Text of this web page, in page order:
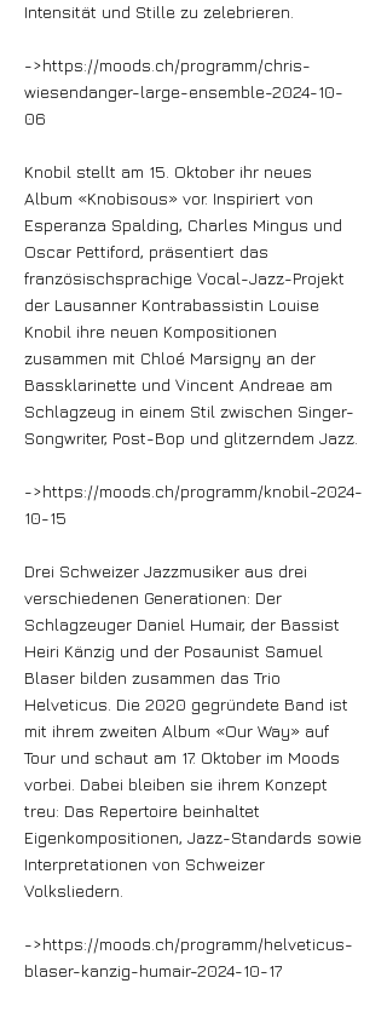
Intensität und Stille zu zelebrieren.
->https://moods.ch/programm/chris-
wiesendanger-large-ensemble-2024-10-
06
Knobil stellt am 15. Oktober ihr neues
Album «Knobisous» vor. Inspiriert von
Esperanza Spalding, Charles Mingus und
Oscar Pettiford, präsentiert das
französischsprachige Vocal-Jazz-Projekt
der Lausanner Kontrabassistin Louise
Knobil ihre neuen Kompositionen
zusammen mit Chloé Marsigny an der
Bassklarinette und Vincent Andreae am
Schlagzeug in einem Stil zwischen Singer-
Songwriter, Post-Bop und glitzerndem Jazz.
->https://moods.ch/programm/knobil-2024-
10-15
Drei Schweizer Jazzmusiker aus drei
verschiedenen Generationen: Der
Schlagzeuger Daniel Humair, der Bassist
Heiri Känzig und der Posaunist Samuel
Blaser bilden zusammen das Trio
Helveticus. Die 2020 gegründete Band ist
mit ihrem zweiten Album «Our Way» auf
Tour und schaut am 17. Oktober im Moods
vorbei. Dabei bleiben sie ihrem Konzept
treu: Das Repertoire beinhaltet
Eigenkompositionen, Jazz-Standards sowie
Interpretationen von Schweizer
Volksliedern.
->https://moods.ch/programm/helveticus-
blaser-kanzig-humair-2024-10-17